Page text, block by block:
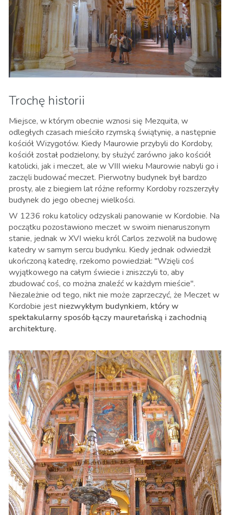
Trochę historii
Miejsce, w którym obecnie wznosi się Mezquita, w
odległych czasach mieściło rzymską świątynię, a następnie
kościół Wizygotów. Kiedy Maurowie przybyli do Kordoby,
kościół został podzielony, by służyć zarówno jako kościół
katolicki, jak i meczet, ale w VIII wieku Maurowie nabyli go i
zaczęli budować meczet. Pierwotny budynek był bardzo
prosty, ale z biegiem lat różne reformy Kordoby rozszerzyły
budynek do jego obecnej wielkości.
W 1236 roku katolicy odzyskali panowanie w Kordobie. Na
początku pozostawiono meczet w swoim nienaruszonym
stanie, jednak w XVI wieku król Carlos zezwolił na budowę
katedry w samym sercu budynku. Kiedy jednak odwiedził
ukończoną katedrę, rzekomo powiedział: "Wzięli coś
wyjątkowego na całym świecie i zniszczyli to, aby
zbudować coś, co można znaleźć w każdym mieście".
Niezależnie od tego, nikt nie może zaprzeczyć, że Meczet w
Kordobie jest niezwykłym budynkiem, który w
spektakularny sposób łączy mauretańską i zachodnią
architekturę.